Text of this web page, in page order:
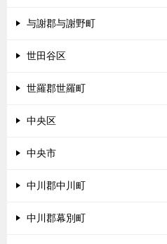
与謝郡与謝野町
世田谷区
世羅郡世羅町
中央区
中央市
中川郡中川町
中川郡幕別町